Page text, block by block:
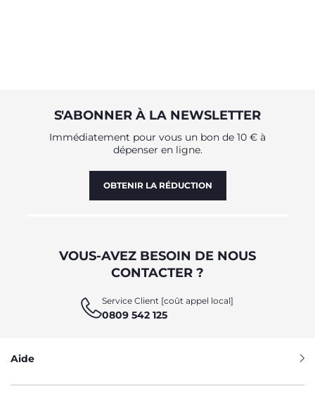
S'ABONNER À LA NEWSLETTER
Immédiatement pour vous un bon de 10 € à
dépenser en ligne.
OBTENIR LA RÉDUCTION
VOUS-AVEZ BESOIN DE NOUS
CONTACTER ?
Service Client [coût appel local]
0809 542 125
Aide